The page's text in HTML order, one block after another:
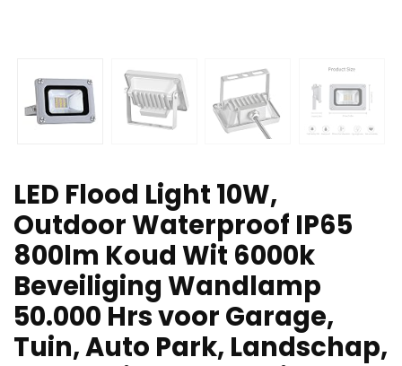
LED Flood Light 10W,
Outdoor Waterproof IP65
800lm Koud Wit 6000k
Beveiliging Wandlamp
50.000 Hrs voor Garage,
Tuin, Auto Park, Landschap,